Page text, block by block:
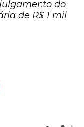
do
de R$ 1 mil